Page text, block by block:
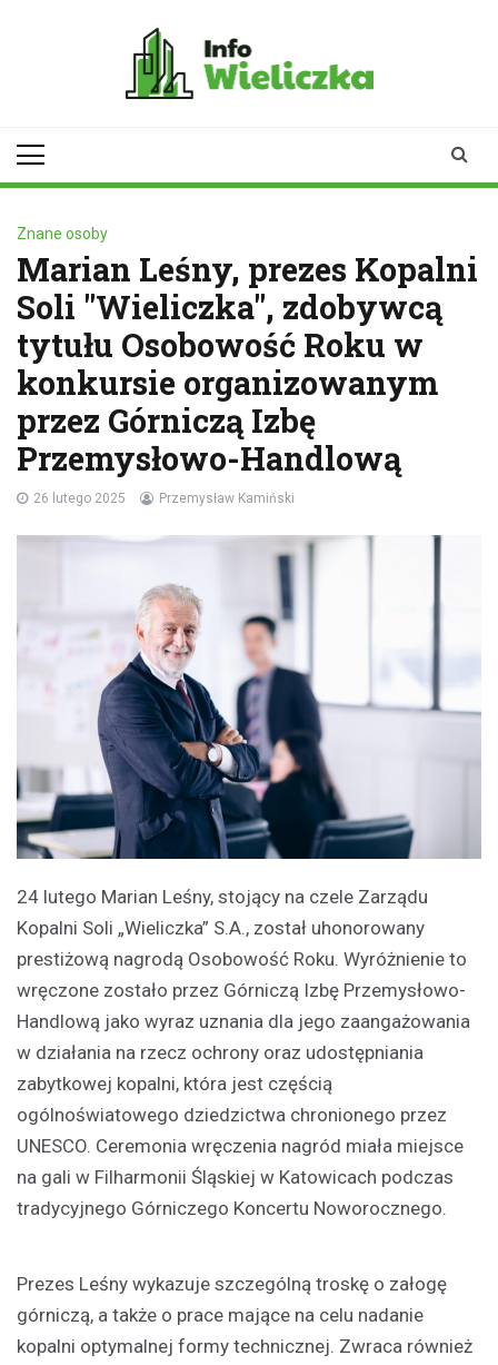
Znane osoby
Marian Leśny, prezes Kopalni
Soli "Wieliczka", zdobywcą
tytułu Osobowość Roku w
konkursie organizowanym
przez Górniczą Izbę
Przemysłowo-Handlową
26 lutego 2025 Przemysław Kamiński
24 lutego Marian Leśny, stojący na czele Zarządu
Kopalni Soli „Wieliczka” S.A., został uhonorowany
prestiżową nagrodą Osobowość Roku. Wyróżnienie to
wręczone zostało przez Górniczą Izbę Przemysłowo-
Handlową jako wyraz uznania dla jego zaangażowania
w działania na rzecz ochrony oraz udostępniania
zabytkowej kopalni, która jest częścią
ogólnoświatowego dziedzictwa chronionego przez
UNESCO. Ceremonia wręczenia nagród miała miejsce
na gali w Filharmonii Śląskiej w Katowicach podczas
tradycyjnego Górniczego Koncertu Noworocznego.
Prezes Leśny wykazuje szczególną troskę o załogę
górniczą, a także o prace mające na celu nadanie
kopalni optymalnej formy technicznej. Zwraca również